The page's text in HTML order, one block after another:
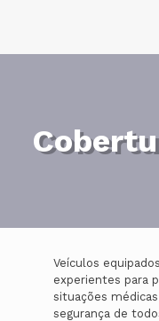
Veículos
experientes para
situações
segurança de